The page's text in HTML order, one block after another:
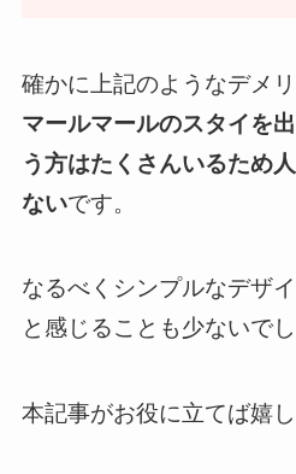
確かに上記のようなデメ
マールマールのスタイを
う方はたくさんいるため
ないです。
なるべくシンプルなデザ
と感じることも少ないでし
本記事がお役に立てば嬉し